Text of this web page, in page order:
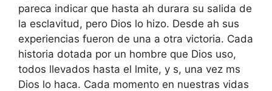
pareca indicar que hasta ah durara su salida de
la esclavitud, pero Dios lo hizo. Desde ah sus
experiencias fueron de una a otra victoria. Cada
historia dotada por un hombre que Dios uso,
todos llevados hasta el lmite, y s, una vez ms
Dios lo haca. Cada momento en nuestras vidas